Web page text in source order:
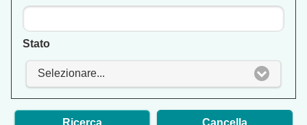
Stato
Selezionare...